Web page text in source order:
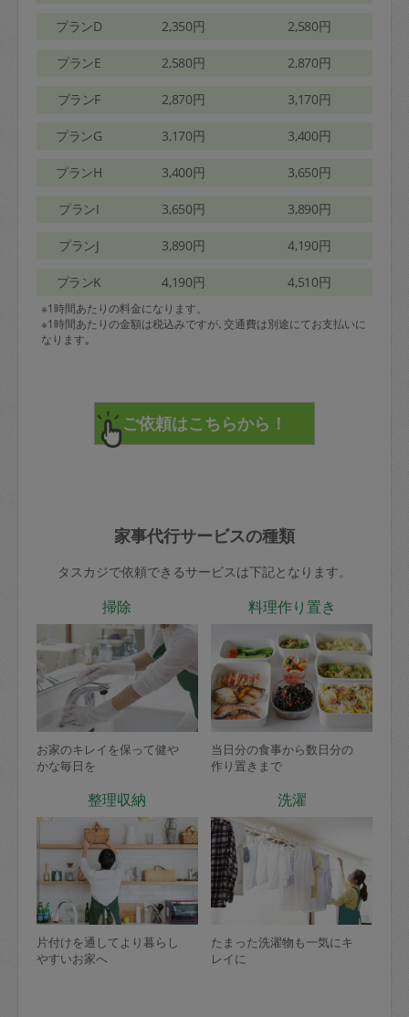
プランD 2,350円 2,580円
プランE 2,580円 2,870円
プランF 2,870円 3,170円
プランG 3,170円 3,400円
プランH 3,400円 3,650円
プランI 3,650円 3,890円
プランJ 3,890円 4,190円
プランK 4,190円 4,510円
※1時間あたりの料金になります。
※1時間あたりの金額は税込みですが､交通費は別途にてお支払いに
なります｡
家事代行サービスの種類
タスカジで依頼できるサービスは下記となります。
掃除
お家のキレイを保って健や
かな毎日を
料理作り置き
当日分の食事から数日分の
作り置きまで
整理収納
片付けを通してより暮らし
やすいお家へ
洗濯
たまった洗濯物も一気にキ
レイに